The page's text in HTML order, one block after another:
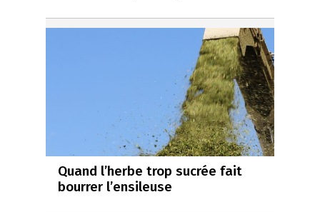
Quand l’herbe trop sucrée fait
bourrer l’ensileuse